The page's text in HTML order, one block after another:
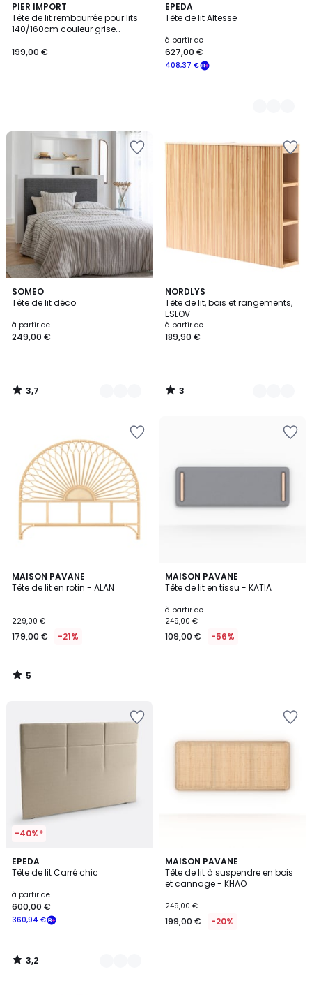
PIER IMPORT
Tête de lit rembourrée pour lits
140/160cm couleur grise
199,00 €
EPEDA
Tête de lit Altesse
à partir de
408,37 €
627,00 €
3
Couleurs
SOMEO
Tête de lit déco
à partir de
249,00 €
3,7
/ 5
10
Couleurs
3,7
/
NORDLYS
Tête de lit, bois et rangements,
ESLOV
à partir de
189,90 €
3
/
5
2
Couleurs
3
/
MAISON PAVANE
Tête de lit en rotin - ALAN
229,00 €
179,00 € -21%
5
/
5
/
MAISON PAVANE
Tête de lit en tissu - KATIA
à partir de
249,00 €
109,00 € -56%
-40%*
EPEDA
Tête de lit Carré chic
à partir de
360,94 €
600,00 €
3,2
/ 5
3
Couleurs
3,2
/
MAISON PAVANE
Tête de lit à suspendre en bois
et cannage - KHAO
249,00 €
199,00 € -20%